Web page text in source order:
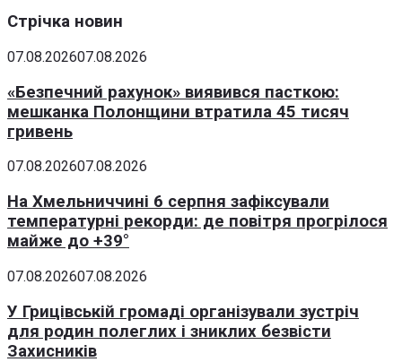
Стрічка новин
07.08.202607.08.2026
«Безпечний рахунок» виявився пасткою:
мешканка Полонщини втратила 45 тисяч
гривень
07.08.202607.08.2026
На Хмельниччині 6 серпня зафіксували
температурні рекорди: де повітря прогрілося
майже до +39°
07.08.202607.08.2026
У Грицівській громаді організували зустріч
для родин полеглих і зниклих безвісти
Захисників